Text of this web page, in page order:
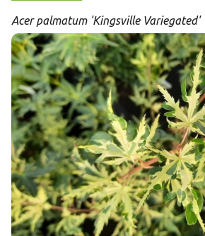
Acer palmatum 'Kingsville Variegated'